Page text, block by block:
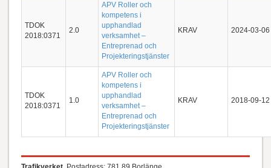
TDOK
2018:0371
2.0
APV Roller och
kompetens i
upphandlad
verksamhet –
Entreprenad och
Projekteringstjänster
KRAV 2024-03-06
TDOK
2018:0371
1.0
APV Roller och
kompetens i
upphandlad
verksamhet –
Entreprenad och
Projekteringstjänster
KRAV 2018-09-12